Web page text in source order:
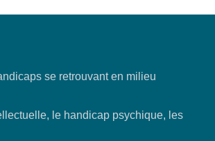
se retrouvant en milieu
le handicap psychique, les